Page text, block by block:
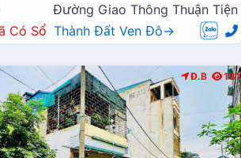
Đường Giao Thông Thuận Tiện
Có Sổ Thành Đất Ven Đô→
Đ.B 181